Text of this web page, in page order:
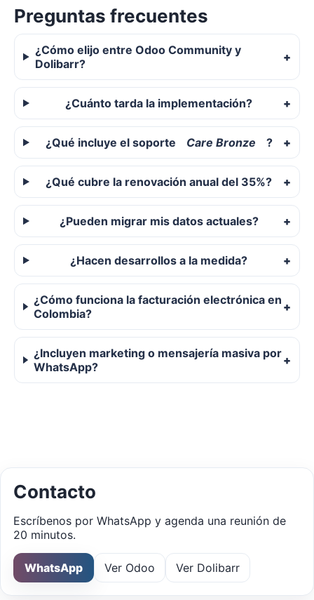
Preguntas frecuentes
¿Cómo elijo entre Odoo Community y
Dolibarr?
¿Cuánto tarda la implementación?
¿Qué incluye el soporte Care Bronze ?
¿Qué cubre la renovación anual del 35%?
¿Pueden migrar mis datos actuales?
¿Hacen desarrollos a la medida?
¿Cómo funciona la facturación electrónica en
Colombia?
¿Incluyen marketing o mensajería masiva por
WhatsApp?
Contacto
Escríbenos por WhatsApp y agenda una reunión de
20 minutos.
WhatsApp Ver Odoo Ver Dolibarr